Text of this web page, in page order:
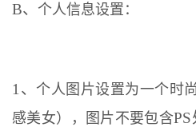
B、 个人信息设置：
1、 个人图片设置为一个时
感美女），图片不要包含